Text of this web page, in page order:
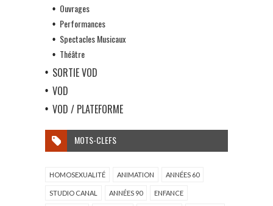
Ouvrages
Performances
Spectacles Musicaux
Théâtre
SORTIE VOD
VOD
VOD / PLATEFORME
MOTS-CLEFS
HOMOSEXUALITÉ ANIMATION ANNÉES 60
STUDIO CANAL ANNÉES 90 ENFANCE